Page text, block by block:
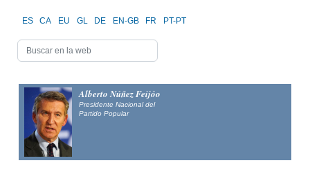
ES CA EU GL DE EN-GB FR PT-PT
Alfonso Fernández
Mañueco
Presidente del Partido Popular de Castilla y León y candidato